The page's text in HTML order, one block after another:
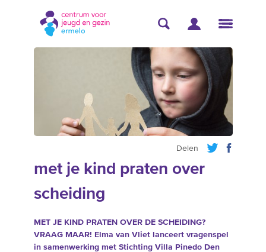
Delen
met je kind praten over
scheiding
MET JE KIND PRATEN OVER DE SCHEIDING?
VRAAG MAAR! Elma van Vliet lanceert vragenspel
in samenwerking met Stichting Villa Pinedo Den